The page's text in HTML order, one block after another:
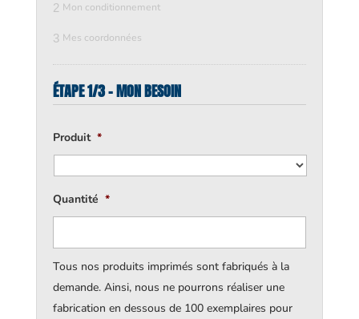
2 Mon conditionnement
3 Mes coordonnées
ÉTAPE 1/3 - MON BESOIN
Produit *
Quantité *
Tous nos produits imprimés sont fabriqués à la
demande. Ainsi, nous ne pourrons réaliser une
fabrication en dessous de 100 exemplaires pour